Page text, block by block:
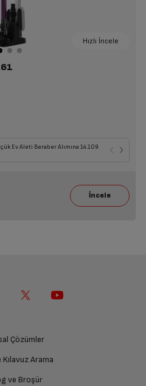
Hızlı İncele
Ev Aleti Beraber Alımına 14.109
Çözümler
Kılavuz Arama
ve Broşür